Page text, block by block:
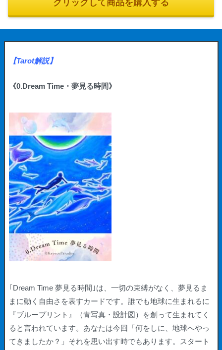
クリックして商品を購入する
【Tarot解説】
《0.Dream Time・夢見る時間》
｢Dream Time 夢見る時間｣は、一切の束縛がなく、夢見るま
まに動く自由さを表すカードです。誰でも地球に生まれるに
『ブループリント』（青写真・設計図）を創って生まれてく
ると言われています。あなたは今回「何をしに、地球へやっ
てきましたか？」それを思い出す時でもあります。スタート